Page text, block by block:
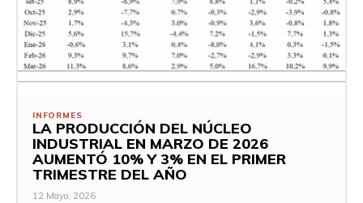
INFORMES
LA PRODUCCIÓN DEL NÚCLEO
INDUSTRIAL EN MARZO DE 2026
AUMENTÓ 10% Y 3% EN EL PRIMER
TRIMESTRE DEL AÑO
12 Mayo, 2026